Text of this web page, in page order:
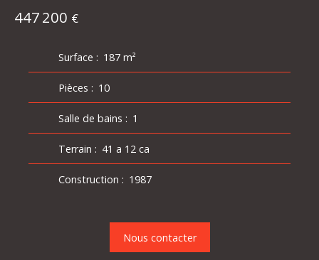
447 200 €
Surface : 187 m²
Pièces : 10
Salle de bains : 1
Terrain : 41 a 12 ca
Construction : 1987
Nous contacter